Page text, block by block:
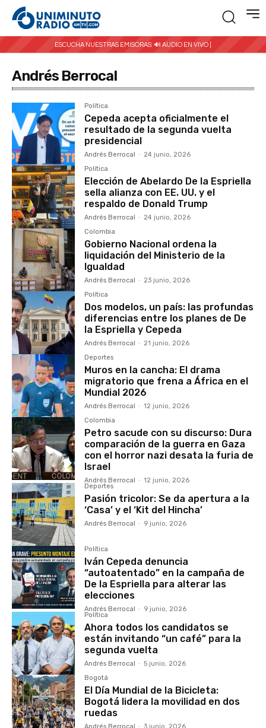
ESCUCHA NUESTRAS EMISORAS: 🔊 AUDIO EN VIVO |
Andrés Berrocal
Política
Cepeda acepta oficialmente el
resultado de la segunda vuelta
presidencial
Andrés Berrocal - 24 junio, 2026
Política
Elección de Abelardo De la Espriella
sella alianza con EE. UU. y el
respaldo de Donald Trump
Andrés Berrocal - 24 junio, 2026
Colombia
Gobierno Nacional ordena la
liquidación del Ministerio de la
Igualdad
Andrés Berrocal - 23 junio, 2026
Política
Dos modelos, un país: las profundas
diferencias entre los planes de De
la Espriella y Cepeda
Andrés Berrocal - 21 junio, 2026
Deportes
Muros en la cancha: El drama
migratorio que frena a África en el
Mundial 2026
Andrés Berrocal - 12 junio, 2026
Colombia
Petro sacude con su discurso: Dura
comparación de la guerra en Gaza
con el horror nazi desata la furia de
Israel
Andrés Berrocal - 12 junio, 2026
Deportes
Pasión tricolor: Se da apertura a la
‘Casa’ y el ‘Kit del Hincha’
Andrés Berrocal - 9 junio, 2026
Política
Iván Cepeda denuncia
“autoatentado” en la campaña de
De la Espriella para alterar las
elecciones
Andrés Berrocal - 9 junio, 2026
Política
Ahora todos los candidatos se
están invitando “un café” para la
segunda vuelta
Andrés Berrocal - 5 junio, 2026
Bogotá
El Día Mundial de la Bicicleta:
Bogotá lidera la movilidad en dos
ruedas